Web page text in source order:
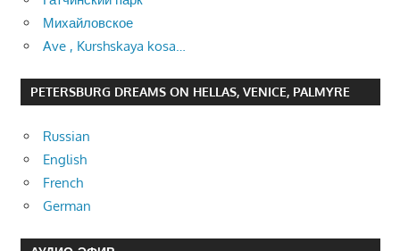
Михайловское
Ave , Kurshskaya kosa…
PETERSBURG DREAMS ON HELLAS, VENICE, PALMYRE
Russian
English
French
German